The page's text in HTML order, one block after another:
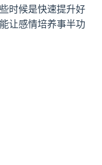
时候是快速提升好
让感情培养事半功